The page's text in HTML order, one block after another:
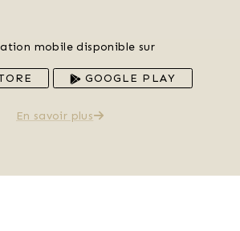
mobile disponible sur
GOOGLE PLAY
En savoir plus